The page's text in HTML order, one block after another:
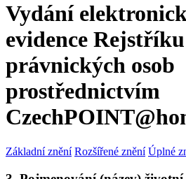
Vydání
evidence
právnických osob
prostřednictvím
Základní znění Rozšířené znění Úplné